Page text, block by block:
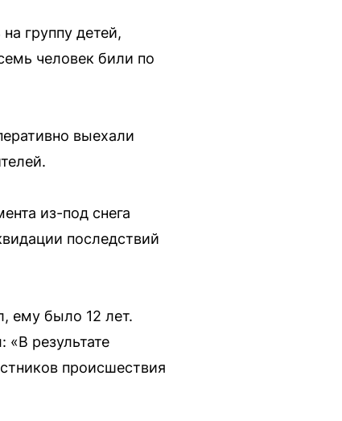
группу детей,
человек били по
выехали
из-под снега
последствий
ему было 12 лет.
«В результате
происшествия